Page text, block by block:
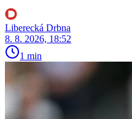
Liberecká Drbna
8. 8. 2026, 18:52
1 min